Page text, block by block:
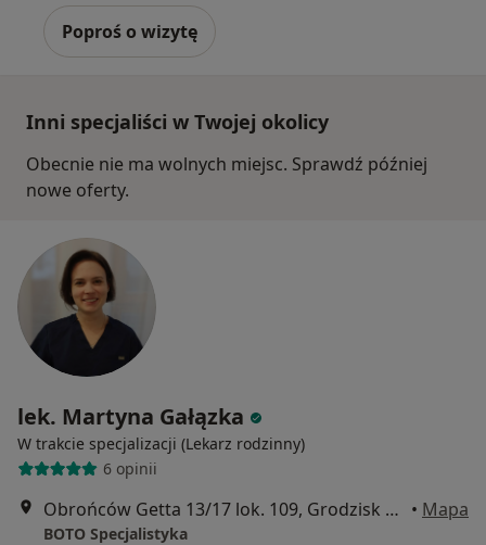
Poproś o wizytę
Inni specjaliści w Twojej okolicy
Obecnie nie ma wolnych miejsc. Sprawdź później
nowe oferty.
lek. Martyna Gałązka
W trakcie specjalizacji (Lekarz rodzinny)
6 opinii
Obrońców Getta 13/17 lok. 109, Grodzisk Mazowiecki • Mapa
BOTO Specjalistyka